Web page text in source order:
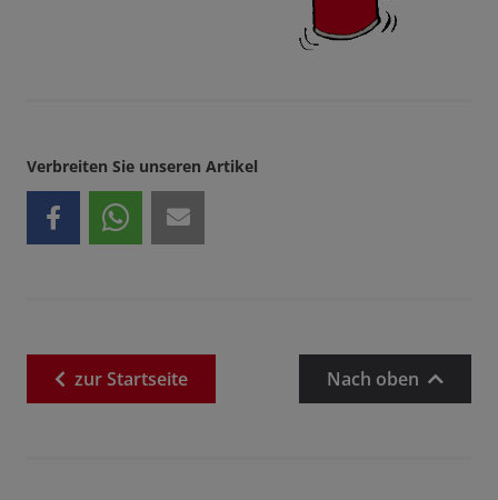
Verbreiten Sie unseren Artikel
zurStartseite Nach oben